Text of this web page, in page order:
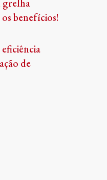
grelha
benefícios!
de